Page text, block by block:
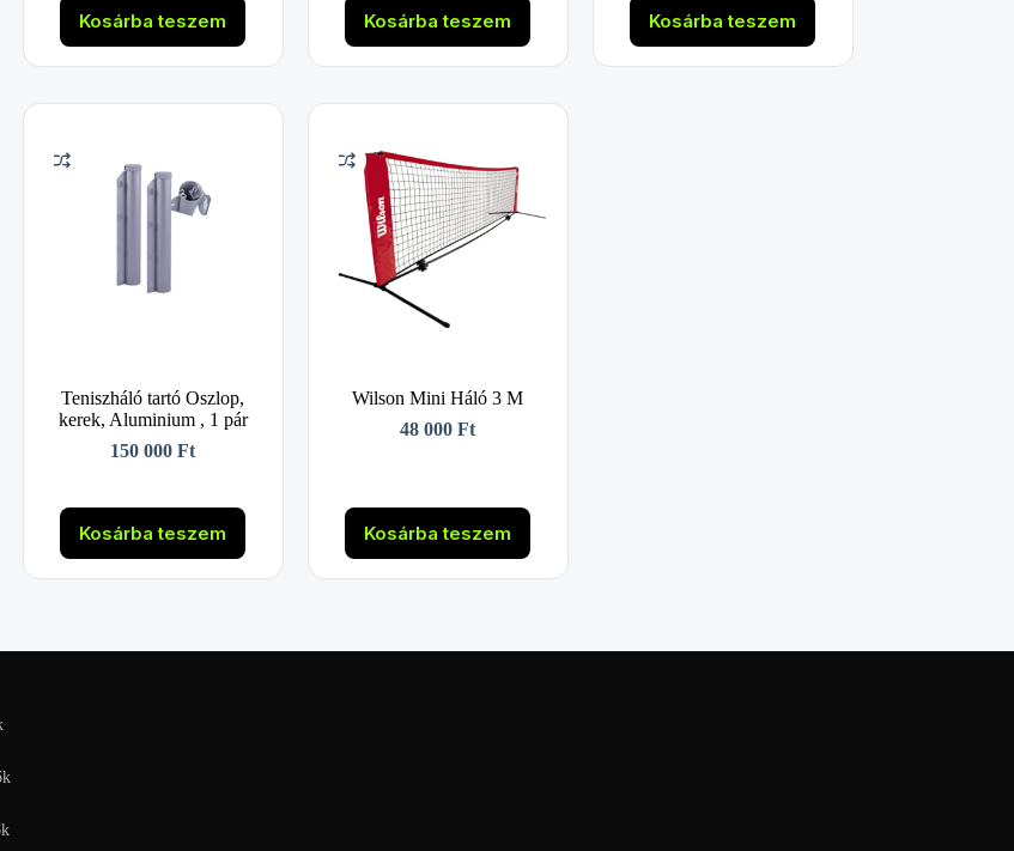
Kosárba teszem Kosárba teszem
was:
80
is:
65
Kosárba teszem
Teniszháló tartó Oszlop,
kerek, Aluminium , 1 pár
150 000Ft
Kosárba teszem
Wilson Mini Háló 3 M
48 000Ft
Kosárba teszem